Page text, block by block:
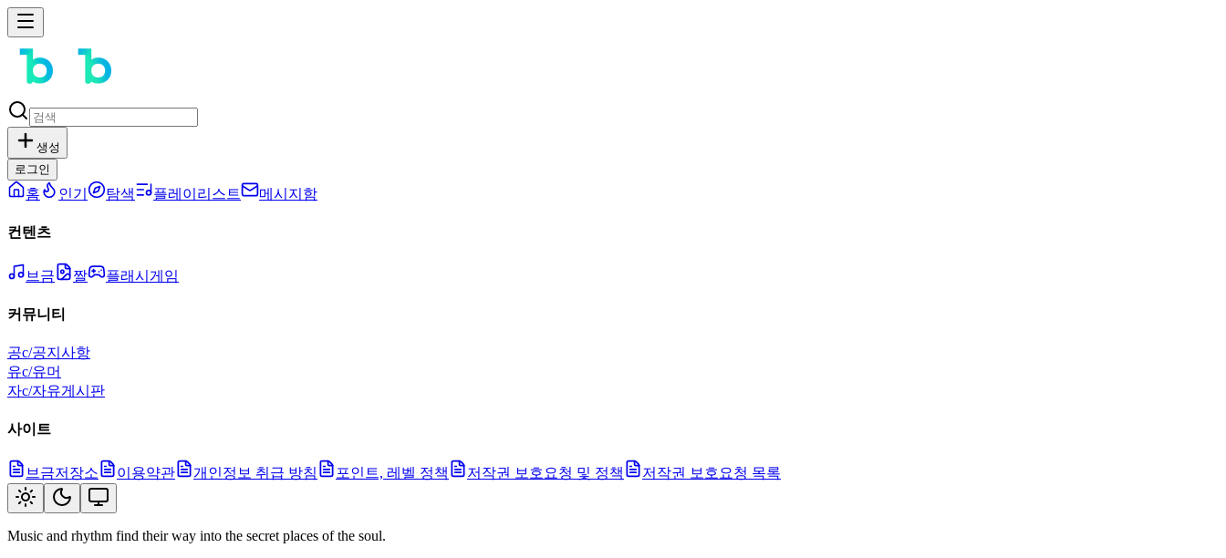
생성
로그인
홈 인기 탐색 플레이리스트 메시지함
컨텐츠
브금 짤 플래시게임
커뮤니티
공c/공지사항
유c/유머
자c/자유게시판
사이트
브금저장소 이용약관 개인정보 취급 방침 포인트, 레벨 정책 저작권 보호요청 및 정책 저작권 보호요청 목록
Music and rhythm find their way into the secret places of the soul.